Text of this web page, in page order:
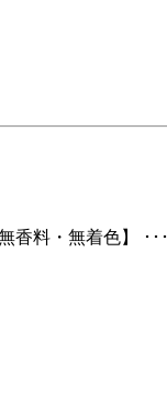
香料・無着色】 ･･･